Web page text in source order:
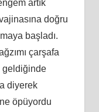
artık
doğru
başladı.
çarşafa
geldiğinde
diyerek
öpüyordu